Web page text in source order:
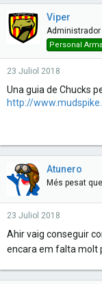
d
s
t
a
r
d
a
t
e
Viper
Administrador
Personal Arma
23 Juliol 2018
Una guia de Chucks
http://
Atunero
Més pesat
23 Juliol 2018
Ahir vaig conseguir
encara em falta molt